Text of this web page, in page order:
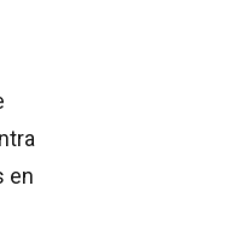
en